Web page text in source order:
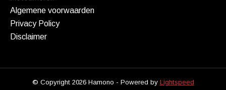
Algemene voorwaarden
Privacy Policy
Disclaimer
© Copyright 2026 Hamono - Powered by Lightspeed